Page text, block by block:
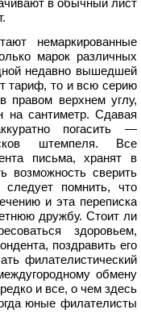
в обычный лист
немаркированные
марок различных
недавно вышедшей
тариф, то и всю серию
правом верхнем углу,
на сантиметр. Сдавая
погасить —
штемпеля. Все
письма, хранят в
возможность сверить
помнить, что
и эта переписка
дружбу. Стоит ли
здоровьем,
поздравить его
филателистический
обмену
и все, о чем здесь
юные филателисты